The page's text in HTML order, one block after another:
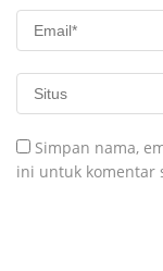
Simpan nama,
ini untuk komentar